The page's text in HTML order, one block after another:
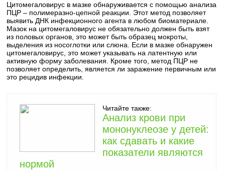
Цитомегаловирус в мазке обнаруживается с помощью анализа
ПЦР – полимеразно-цепной реакции. Этот метод позволяет
выявить ДНК инфекционного агента в любом биоматериале.
Мазок на цитомегаловирус не обязательно должен быть взят
из половых органов, это может быть образец мокроты,
выделения из носоглотки или слюна. Если в мазке обнаружен
цитомегаловирус, это может указывать на латентную или
активную форму заболевания. Кроме того, метод ПЦР не
позволяет определить, является ли заражение первичным или
это рецидив инфекции.
Читайте также:
Анализ крови при
мононуклеозе у детей:
как сдавать и какие
показатели являются
нормой